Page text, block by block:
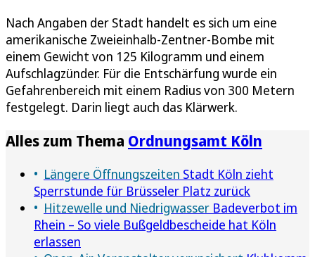
Nach Angaben der Stadt handelt es sich um eine
amerikanische Zweieinhalb-Zentner-Bombe mit
einem Gewicht von 125 Kilogramm und einem
Aufschlagzünder. Für die Entschärfung wurde ein
Gefahrenbereich mit einem Radius von 300 Metern
festgelegt. Darin liegt auch das Klärwerk.
Alles zum Thema Ordnungsamt Köln
Längere Öffnungszeiten Stadt Köln zieht
Sperrstunde für Brüsseler Platz zurück
Hitzewelle und Niedrigwasser Badeverbot im
Rhein – So viele Bußgeldbescheide hat Köln
erlassen